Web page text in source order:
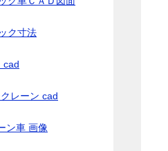
ク寸法
cad
レーン cad
ン車 画像